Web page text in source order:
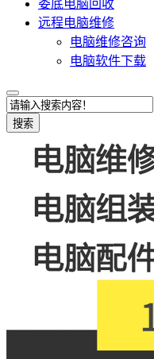
娄底电脑回收
远程电脑维修
电脑维修咨询
电脑软件下载
搜索